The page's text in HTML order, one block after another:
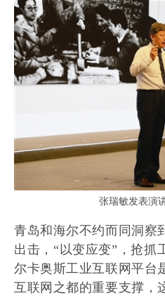
张瑞敏发表演
青岛和海尔不约而同洞察
出击，“以变应变”，抢抓
尔卡奥斯工业互联网平台
互联网之都的重要支撑，